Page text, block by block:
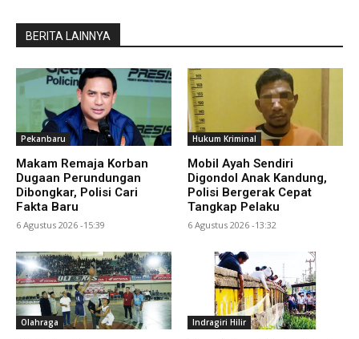
BERITA LAINNYA
Pekanbaru
Makam Remaja Korban
Dugaan Perundungan
Dibongkar, Polisi Cari
Fakta Baru
6 Agustus 2026 -15:39
Hukum Kriminal
Mobil Ayah Sendiri
Digondol Anak Kandung,
Polisi Bergerak Cepat
Tangkap Pelaku
6 Agustus 2026 -13:32
Olahraga Indragiri Hilir